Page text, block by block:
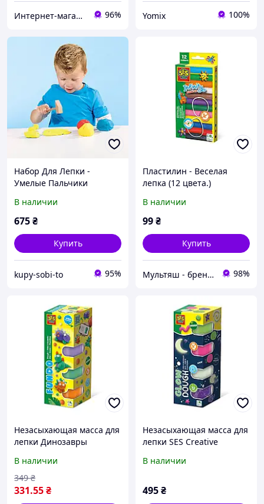
Интернет-магазин "NOWA" - товары для всей семьи! 96% Yomix 100%
Набор Для Лепки -
Умелые Пальчики
В наличии
675₴
Купить
kupy-sobi-to 95%
Пластилин - Веселая
лепка (12 цвета.)
В наличии
99₴
Купить
Мультяш - брендові дитячі іграшки 98%
Незасыхающая масса для
лепки Динозавры
В наличии
331.55₴
349 ₴
Незасыхающая масса для
лепки SES Creative
В наличии
495₴